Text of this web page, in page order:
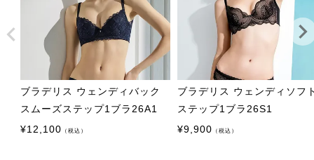
ブラデリス ウェンディバック
スムーズステップ1ブラ26A1
¥12,100 （税込）
ブラデリス ウェンディソフ
ステップ1ブラ26S1
¥9,900 （税込）